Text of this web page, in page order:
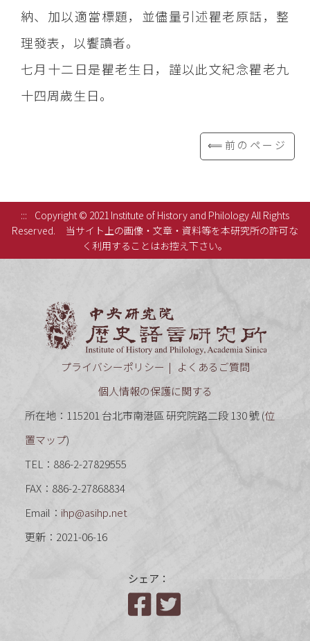
納、加以適當標題，並儘量引述瞿老原話，整
理發表，以饗讀者。
七月十二日是瞿老生日，謹以此文紀念瞿老九
十四周歲生日。
⟸前のページ
:::
Copyright © 2021 Institute of History and Philology All Rights
Reserved.
当サイト上の画像・文章・資料等を本研究所の許可な
く利用することはお控え下さい。
プライバシーポリシー
よくあるご質問
個人情報の保護に関する
所在地：115201 台北市南港區 研究院路二段 130 號 (位
置マップ)
TEL：886-2-27829555
FAX：886-2-27868834
Email： ihp@asihp.net
更新：2021-06-16
シェア：
Facebook